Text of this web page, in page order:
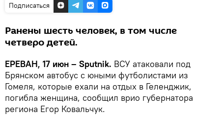
Подписаться
Ранены шесть человек, в том числе
четверо детей.
ЕРЕВАН, 17 июн – Sputnik. ВСУ атаковали под
Брянском автобус с юными футболистами из
Гомеля, которые ехали на отдых в Геленджик,
погибла женщина, сообщил врио губернатора
региона Егор Ковальчук.